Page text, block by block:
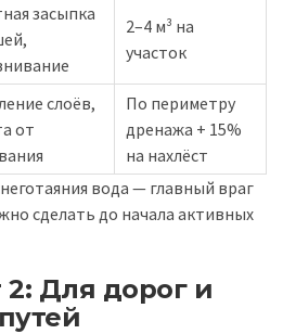
засыпка
2–4 м³ на
участок
слоёв,
от
По периметру
дренажа + 15%
на нахлёст
вода — главный враг
сделать до начала активных
2: Для дорог и